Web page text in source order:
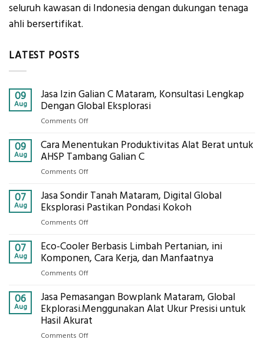
seluruh kawasan di Indonesia dengan dukungan tenaga
ahli bersertifikat.
LATEST POSTS
09
Aug
Jasa Izin Galian C Mataram, Konsultasi Lengkap
Dengan Global Eksplorasi
Comments Offon
Izin
Galian
Lengkap
Dengan
Global
09
Aug
Cara Menentukan Produktivitas Alat Berat untuk
AHSP Tambang Galian C
Comments Offon
Menentukan
Produktivitas
AHSP
Tambang
Galian
07
Aug
Jasa Sondir Tanah Mataram, Digital Global
Eksplorasi Pastikan Pondasi Kokoh
Comments Offon
Sondir
Tanah
Eksplorasi
Pastikan
Pondasi
Kokoh
07
Aug
Eco-Cooler Berbasis Limbah Pertanian, ini
Komponen, Cara Kerja, dan Manfaatnya
Comments Offon
Cooler
Berbasis
Limbah
06
Aug
Jasa Pemasangan Bowplank Mataram, Global
Ekplorasi.Menggunakan Alat Ukur Presisi untuk
Hasil Akurat
Comments Offon